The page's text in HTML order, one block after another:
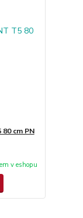
cm PN
v eshopu